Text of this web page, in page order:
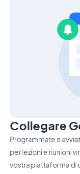
Collegare
Programmate e
per lezioni e riunioni
vostra piattaforma di